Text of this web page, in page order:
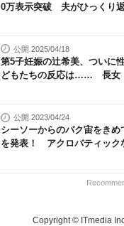
0万表示突破 夫がひっくり
公開 2025/04/18
第5子妊娠の辻希美、ついに
どもたちの反応は…… 長女
公開 2023/04/24
シーソーからのバク宙をきめ
を発表！ アクロバティック
Copyright © ITmedia